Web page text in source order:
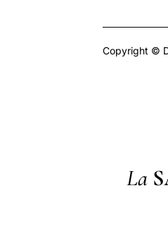
Copyright ©
La